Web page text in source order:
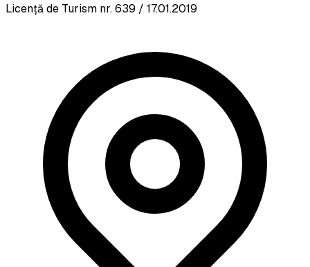
Licență de Turism nr. 639 / 17.01.2019